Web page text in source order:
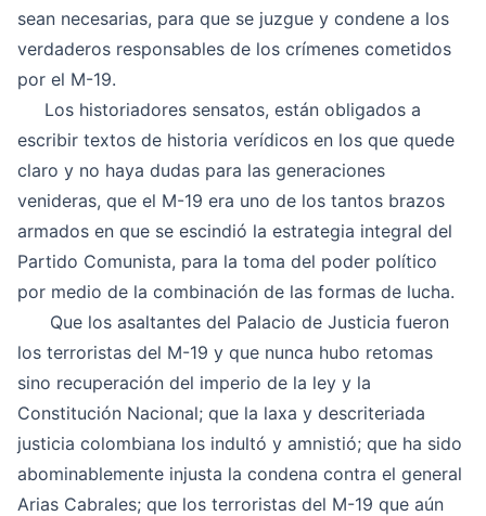
sean necesarias, para que se juzgue y condene a los
verdaderos responsables de los crímenes cometidos
por el M-19.
Los historiadores sensatos, están obligados a
escribir textos de historia verídicos en los que quede
claro y no haya dudas para las generaciones
venideras, que el M-19 era uno de los tantos brazos
armados en que se escindió la estrategia integral del
Partido Comunista, para la toma del poder político
por medio de la combinación de las formas de lucha.
Que los asaltantes del Palacio de Justicia fueron
los terroristas del M-19 y que nunca hubo retomas
sino recuperación del imperio de la ley y la
Constitución Nacional; que la laxa y descriteriada
justicia colombiana los indultó y amnistió; que ha sido
abominablemente injusta la condena contra el general
Arias Cabrales; que los terroristas del M-19 que aún